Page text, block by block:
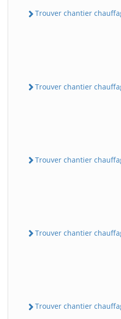
Trouver chantier
Trouver chantier
Trouver chantier
Trouver chantier
Trouver chantier